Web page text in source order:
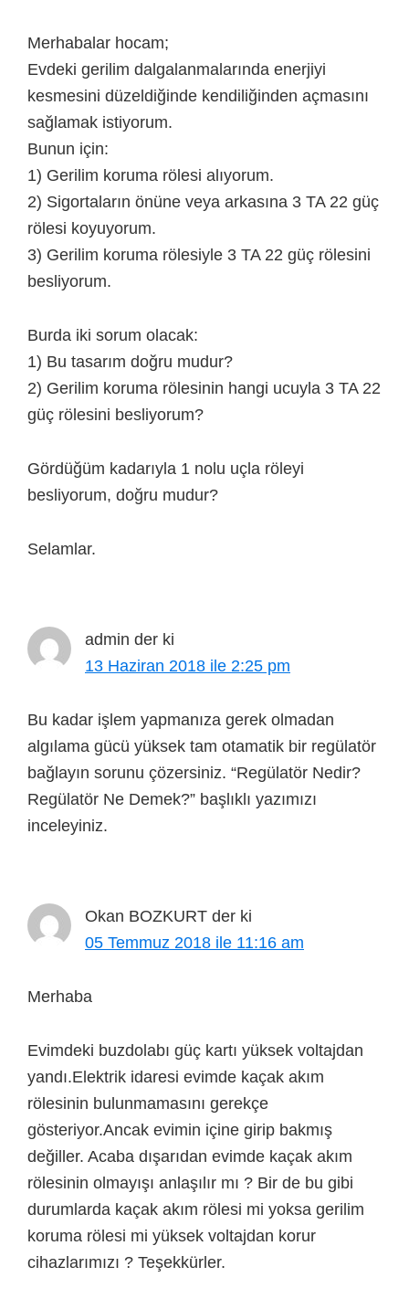
Merhabalar hocam;
Evdeki gerilim dalgalanmalarında enerjiyi
kesmesini düzeldiğinde kendiliğinden açmasını
sağlamak istiyorum.
Bunun için:
1) Gerilim koruma rölesi alıyorum.
2) Sigortaların önüne veya arkasına 3 TA 22 güç
rölesi koyuyorum.
3) Gerilim koruma rölesiyle 3 TA 22 güç rölesini
besliyorum.
Burda iki sorum olacak:
1) Bu tasarım doğru mudur?
2) Gerilim koruma rölesinin hangi ucuyla 3 TA 22
güç rölesini besliyorum?
Gördüğüm kadarıyla 1 nolu uçla röleyi
besliyorum, doğru mudur?
Selamlar.
admin der ki
13 Haziran 2018 ile 2:25 pm
Bu kadar işlem yapmanıza gerek olmadan
algılama gücü yüksek tam otamatik bir regülatör
bağlayın sorunu çözersiniz. “Regülatör Nedir?
Regülatör Ne Demek?” başlıklı yazımızı
inceleyiniz.
Okan BOZKURT der ki
05 Temmuz 2018 ile 11:16 am
Merhaba
Evimdeki buzdolabı güç kartı yüksek voltajdan
yandı.Elektrik idaresi evimde kaçak akım
rölesinin bulunmamasını gerekçe
gösteriyor.Ancak evimin içine girip bakmış
değiller. Acaba dışarıdan evimde kaçak akım
rölesinin olmayışı anlaşılır mı ? Bir de bu gibi
durumlarda kaçak akım rölesi mi yoksa gerilim
koruma rölesi mi yüksek voltajdan korur
cihazlarımızı ? Teşekkürler.